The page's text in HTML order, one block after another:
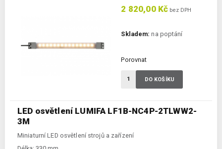
LED osvětlení LUMIFA LF1B-NC4P-2TLWW2-
3M
Miniaturní LED osvětlení strojů a zařízení
2 820,00 Kč bez DPH
Skladem: na poptání
Porovnat
DO KOŠÍKU